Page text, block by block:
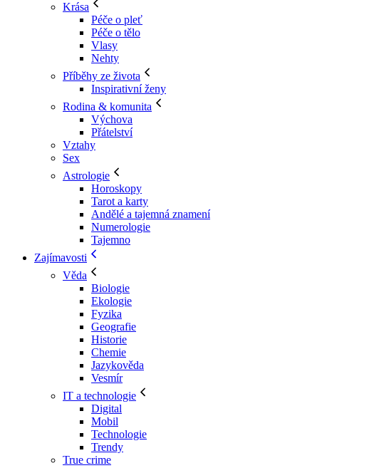
Krása
Péče o pleť
Péče o tělo
Vlasy
Nehty
Příběhy ze života
Inspirativní ženy
Rodina & komunita
Výchova
Přátelství
Vztahy
Sex
Astrologie
Horoskopy
Tarot a karty
Andělé a tajemná znamení
Numerologie
Tajemno
Zajímavosti
Věda
Biologie
Ekologie
Fyzika
Geografie
Historie
Chemie
Jazykověda
Vesmír
IT a technologie
Digital
Mobil
Technologie
Trendy
True crime